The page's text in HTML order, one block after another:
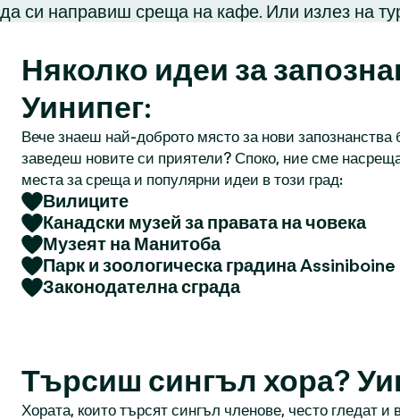
да си направиш среща на кафе. Или излез на
Няколко идеи за
Уинипег:
Вече знаеш най-доброто място за нови
заведеш новите си приятели? Споко, ние сме
места за среща и популярни идеи в този град:
Вилиците
Канадски музей за правата на човека
Музеят на Манитоба
Парк и зоологическа градина Assiniboine
Законодателна сграда
Търсиш сингъл хора?
Хората, които търсят сингъл членове, често гледат и